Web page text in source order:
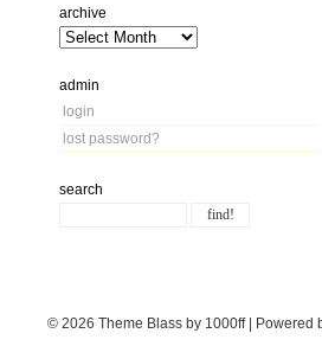
archive
admin
login
lost password?
search
© 2026 Theme Blass by 1000ff | Powered